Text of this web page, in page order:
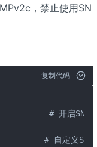
，禁止使用SN
复制代码
# 开启SNMP
# 自定义